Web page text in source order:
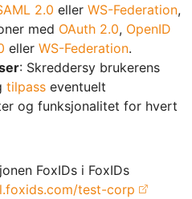
2.0 eller WS-Federation,
med OAuth 2.0, OpenID
eller WS-Federation.
: Skreddersy brukerens
tilpass eventuelt
og funksjonalitet for hvert
FoxIDs i FoxIDs
test-corp